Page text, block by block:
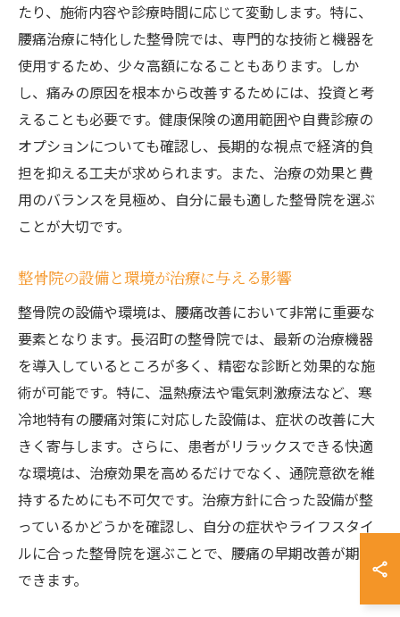
たり、施術内容や診療時間に応じて変動します。特に、
腰痛治療に特化した整骨院では、専門的な技術と機器を
使用するため、少々高額になることもあります。しか
し、痛みの原因を根本から改善するためには、投資と考
えることも必要です。健康保険の適用範囲や自費診療の
オプションについても確認し、長期的な視点で経済的負
担を抑える工夫が求められます。また、治療の効果と費
用のバランスを見極め、自分に最も適した整骨院を選ぶ
ことが大切です。
整骨院の設備と環境が治療に与える影響
整骨院の設備や環境は、腰痛改善において非常に重要な
要素となります。長沼町の整骨院では、最新の治療機器
を導入しているところが多く、精密な診断と効果的な施
術が可能です。特に、温熱療法や電気刺激療法など、寒
冷地特有の腰痛対策に対応した設備は、症状の改善に大
きく寄与します。さらに、患者がリラックスできる快適
な環境は、治療効果を高めるだけでなく、通院意欲を維
持するためにも不可欠です。治療方針に合った設備が整
っているかどうかを確認し、自分の症状やライフスタイ
ルに合った整骨院を選ぶことで、腰痛の早期改善が期待
できます。